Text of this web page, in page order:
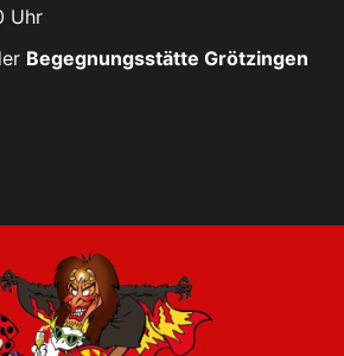
Uhr
Begegnungsstätte Grötzingen